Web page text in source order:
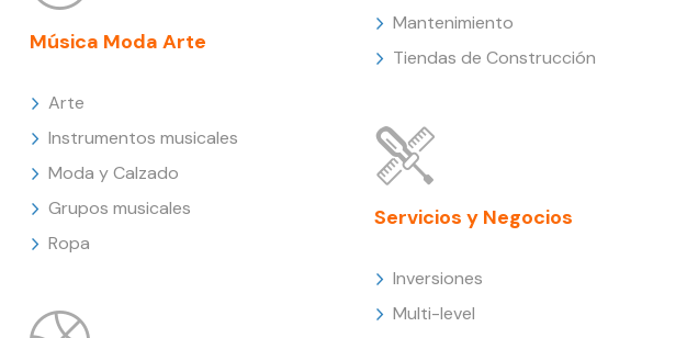
Música Moda Arte
Arte
Instrumentos musicales
Moda y Calzado
Grupos musicales
Ropa
Mantenimiento
Tiendas de Construcción
Servicios y Negocios
Inversiones
Multi-level